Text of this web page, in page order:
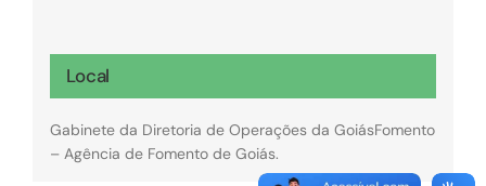
Local
Gabinete da Diretoria de Operações da GoiásFomento
– Agência de Fomento de Goiás.